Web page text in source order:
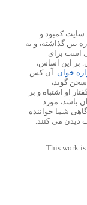
شد. این سایت کمبود و
بین گذاشته، و به
است برای
بر این اساس،
خوان. آن کس
گوید،
او اشتباه و بر
باشد، مورد
شما خواننده
This work is